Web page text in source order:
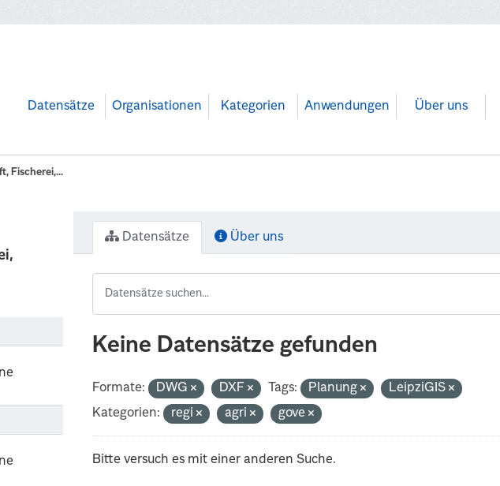
Datensätze Organisationen Kategorien Anwendungen Über uns
Fischerei,...
Datensätze Über uns
Keine Datensätze gefunden
Formate: DWG DXF Tags: Planung
LeipziGIS
Kategorien:
regi agri gove
Bitte versuch es mit einer anderen Suche.